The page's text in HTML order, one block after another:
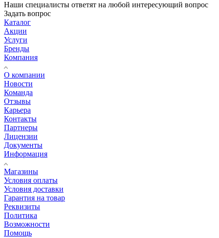
Наши специалисты ответят на любой интересующий вопрос
Задать вопрос
Каталог
Акции
Услуги
Бренды
Компания
О компании
Новости
Команда
Отзывы
Карьера
Контакты
Партнеры
Лицензии
Документы
Информация
Магазины
Условия оплаты
Условия доставки
Гарантия на товар
Реквизиты
Политика
Возможности
Помощь